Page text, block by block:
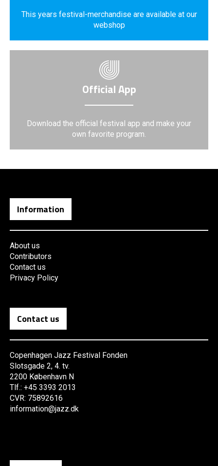
This years festival-merchandise are available at our
webshop
Official App
Download the official festival app and make your
own favorite program.
Information
About us
Contributors
Contact us
Privacy Policy
Contact us
Copenhagen Jazz Festival Fonden
Slotsgade 2, 4. tv.
2200 København N
Tlf.: +45 3393 2013
CVR: 75892616
information@jazz.dk